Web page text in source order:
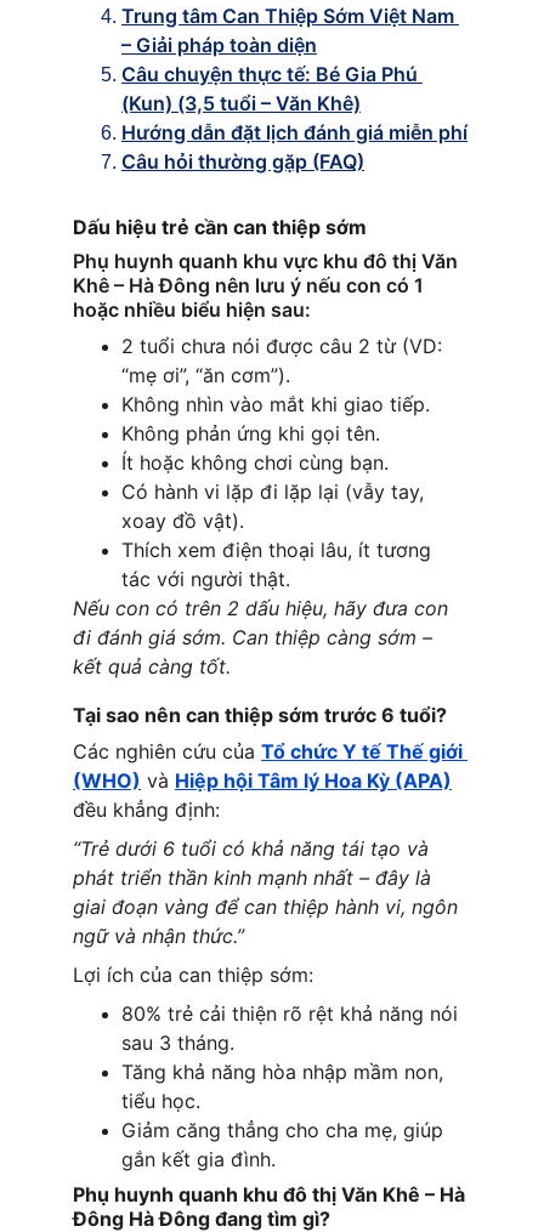
Trung tâm Can Thiệp Sớm Việt Nam
– Giải pháp toàn diện
Câu chuyện thực tế: Bé Gia Phú
(Kun) (3,5 tuổi – Văn Khê)
Hướng dẫn đặt lịch đánh giá miễn phí
Câu hỏi thường gặp (FAQ)
Dấu hiệu trẻ cần can thiệp sớm
Phụ huynh quanh khu vực khu đô thị Văn
Khê – Hà Đông nên lưu ý nếu con có 1
hoặc nhiều biểu hiện sau:
2 tuổi chưa nói được câu 2 từ (VD:
“mẹ ơi”, “ăn cơm”).
Không nhìn vào mắt khi giao tiếp.
Không phản ứng khi gọi tên.
Ít hoặc không chơi cùng bạn.
Có hành vi lặp đi lặp lại (vẫy tay,
xoay đồ vật).
Thích xem điện thoại lâu, ít tương
tác với người thật.
Nếu con có trên 2 dấu hiệu, hãy đưa con
đi đánh giá sớm. Can thiệp càng sớm –
kết quả càng tốt.
Tại sao nên can thiệp sớm trước 6 tuổi?
Các nghiên cứu của Tổ chức Y tế Thế giới
(WHO) và Hiệp hội Tâm lý Hoa Kỳ (APA)
đều khẳng định:
“Trẻ dưới 6 tuổi có khả năng tái tạo và
phát triển thần kinh mạnh nhất – đây là
giai đoạn vàng để can thiệp hành vi, ngôn
ngữ và nhận thức.”
Lợi ích của can thiệp sớm:
80% trẻ cải thiện rõ rệt khả năng nói
sau 3 tháng.
Tăng khả năng hòa nhập mầm non,
tiểu học.
Giảm căng thẳng cho cha mẹ, giúp
gắn kết gia đình.
Phụ huynh quanh khu đô thị Văn Khê – Hà
Đông Hà Đông đang tìm gì?